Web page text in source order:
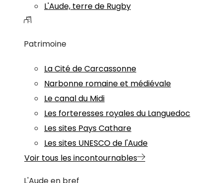
L'Aude, terre de Rugby
Patrimoine
La Cité de Carcassonne
Narbonne romaine et médiévale
Le canal du Midi
Les forteresses royales du Languedoc
Les sites Pays Cathare
Les sites UNESCO de l'Aude
Voir tous les incontournables